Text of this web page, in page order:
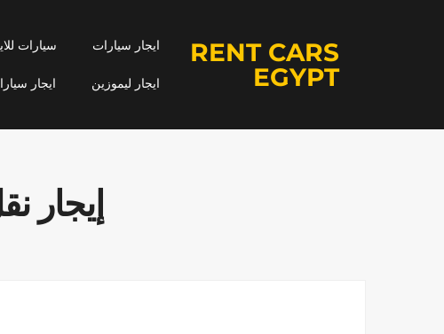
RENT CARS
EGYPT
ايجار سيارات سيارات
ايجار ليموزين ايجار
إيجار